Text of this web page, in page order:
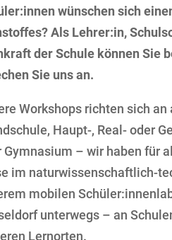
wünschen sich
Als Lehrer:in,
der Schule können Sie
Sie uns an.
Workshops richten sich
Haupt-, Real- oder
Gymnasium – wir haben für
im naturwissenschaftlich-
mobilen
unterwegs – an
Lernorten.